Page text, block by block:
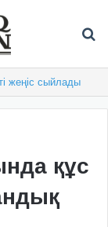
жеңіс сыйлады
құс